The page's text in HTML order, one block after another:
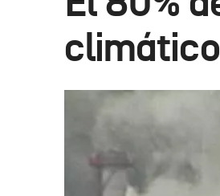
climático